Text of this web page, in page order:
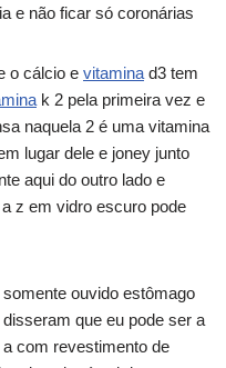
e não ficar só coronárias
o cálcio e vitamina d3 tem
k 2 pela primeira vez e
naquela 2 é uma vitamina
lugar dele e joney junto
aqui do outro lado e
z em vidro escuro pode
ouvido estômago
que eu pode ser a
com revestimento de